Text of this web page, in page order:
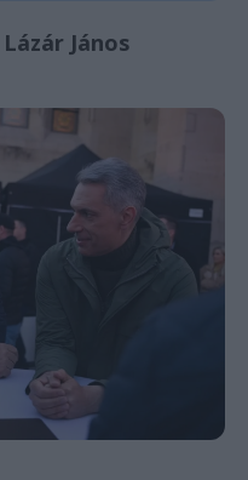
János